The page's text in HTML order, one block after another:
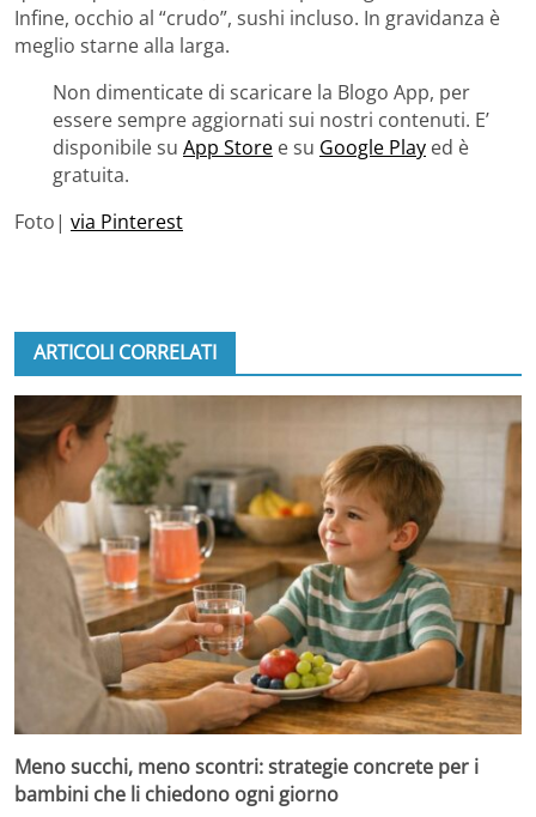
Infine, occhio al “crudo”, sushi incluso. In gravidanza è
meglio starne alla larga.
Non dimenticate di scaricare la Blogo App, per
essere sempre aggiornati sui nostri contenuti. E’
disponibile su App Store e su Google Play ed è
gratuita.
Foto| via Pinterest
ARTICOLI CORRELATI
Meno succhi, meno scontri: strategie concrete per i
bambini che li chiedono ogni giorno